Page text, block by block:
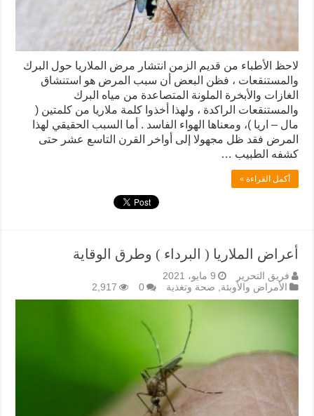
لاحظ الأطباء من قديم الزمن انتشار مرض الملاريا حول البرك
والمستنقعات ، فظن البعض أن سبب المرض هو استنشاق
الغازات والأبخرة الملونة المتصاعدة من مياه البرك
والمستنقعات الراكدة ، ولهذا أخذوا كلمة ملاريا من كلمتين (
مال – اریا )، ومعناها الهواء الفاسد . أما السبب الحقيقي لهذا
المرض فقد ظل مجهولا إلى أواخر القرن التاسع عشر حتى
كشفه الطبيب …
أكمل القراءة »
أعراض الملاريا ( البرداء ) وطرق الوقاية
فريق التحرير
9 مايو، 2021
الأمراض والأوبئة
صحة وتغذية 0
2,917